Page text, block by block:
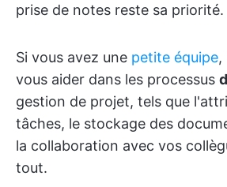
prise de notes reste sa priorité.
Si vous avez une petite équipe,
vous aider dans les processus
gestion de projet, tels que
tâches, le stockage des
la collaboration avec vos
tout.